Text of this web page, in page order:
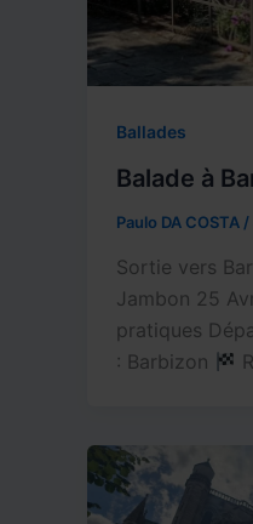
Ballades
Balade à
Paulo DA COSTA /
Sortie vers
Jambon 25
pratiques
: Barbizon